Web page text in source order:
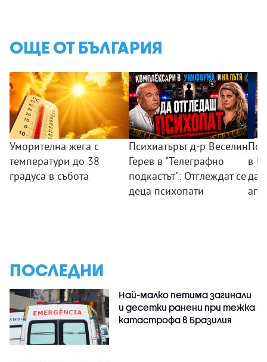
ОЩЕ ОТ БЪЛГАРИЯ
Уморителна жега с
температури до 38
градуса в събота
Психиатърът д-р Веселин
Герев в "Телеграфно
подкастът": Отглеждат се
деца психопати
в
ПОСЛЕДНИ
Най-малко петима загинали
и десетки ранени при тежка
катастрофа в Бразилия